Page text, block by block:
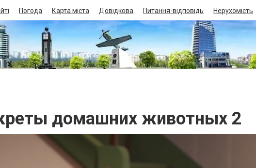
Погода Карта міста Довідкова Питання-відповідь Нерухомість
домашних животных 2